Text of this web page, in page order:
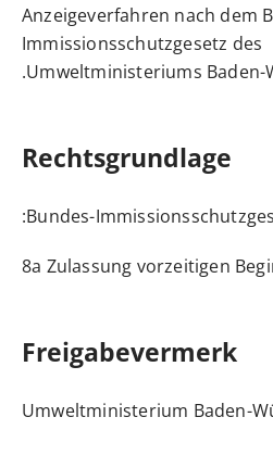
Anzeigeverfahren nach dem
Immissionsschutzgesetz des
Umweltministeriums Baden-
Rechtsgrundlage
Bundes-
:
Freigabevermerk